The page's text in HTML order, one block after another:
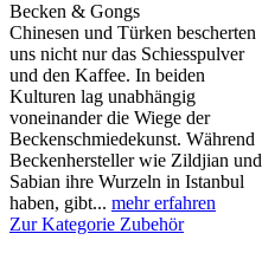
Becken & Gongs
Chinesen und Türken bescherten
uns nicht nur das Schiesspulver
und den Kaffee. In beiden
Kulturen lag unabhängig
voneinander die Wiege der
Beckenschmiedekunst. Während
Beckenhersteller wie Zildjian und
Sabian ihre Wurzeln in Istanbul
haben, gibt... mehr erfahren
Zur Kategorie Zubehör